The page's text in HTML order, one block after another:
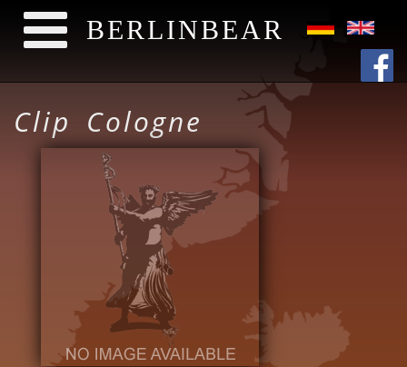
BERLINBEAR
Clip Cologne